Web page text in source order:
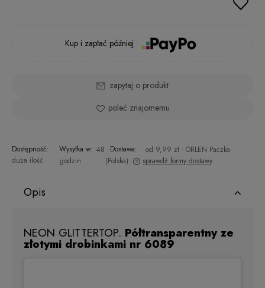
Kup i zapłać później
zapytaj o produkt
poleć znajomemu
Dostępność:
duża ilość
Wysyłka w: 48
godzin
Dostawa: od 9,99 zł - ORLEN Paczka
(Polska)
sprawdź formy dostawy
Opis
NEON GLITTERTOP. Półtransparentny ze
złotymi drobinkami nr 6089